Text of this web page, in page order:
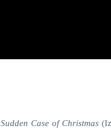
Sudden Case of Christmas